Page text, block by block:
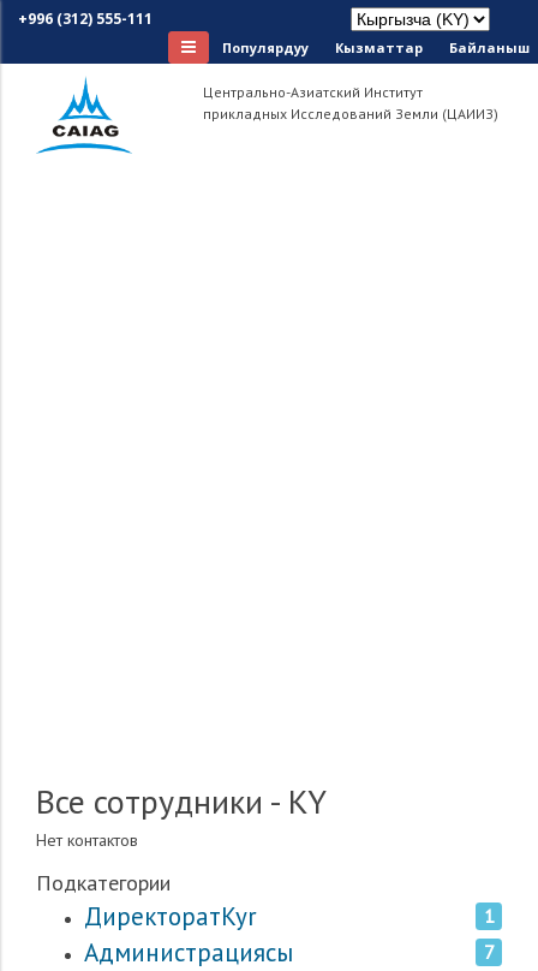
+996 (312) 555-111
Популярдуу Кызматтар Байланыш
Центрально-Азиатский Институт
прикладных Исследований Земли (ЦАИИЗ)
Все сотрудники - KY
Нет контактов
Подкатегории
ДиректоратKyr 1
Администрациясы 7